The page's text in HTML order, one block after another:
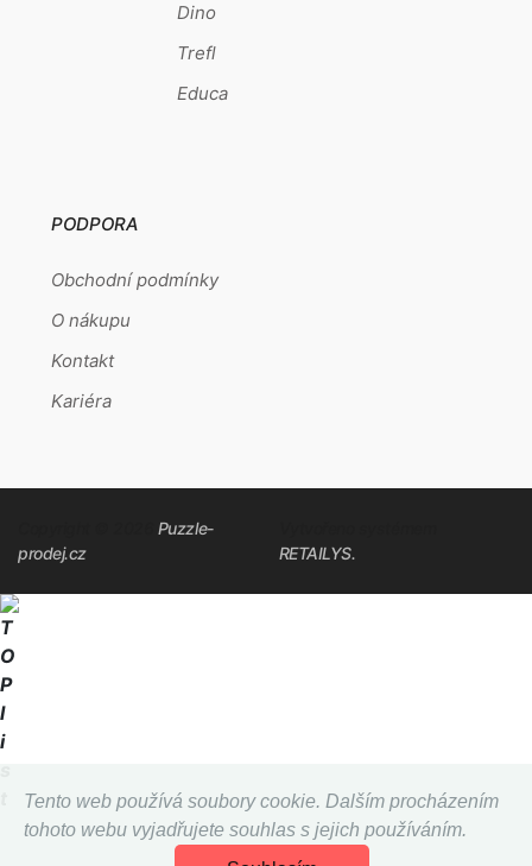
Dino
Trefl
Educa
PODPORA
Obchodní podmínky
O nákupu
Kontakt
Kariéra
Puzzle-
prodej.cz
RETAILYS.
Tento web používá soubory cookie. Dalším procházením
tohoto webu vyjadřujete souhlas s jejich používáním.